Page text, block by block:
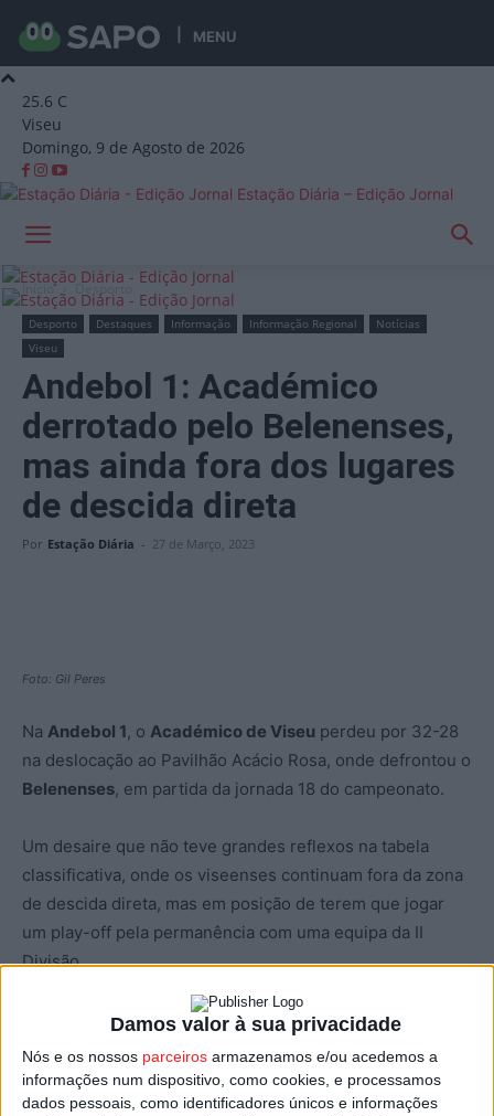
Damos valor à sua privacidade
Nós e os nossos parceiros armazenamos e/ou acedemos a
informações num dispositivo, como cookies, e processamos
dados pessoais, como identificadores únicos e informações
MENU
25.6 C
Viseu
Domingo, 9 de Agosto de 2026
Estação Diária – Edição Jornal
Início Desporto
Desporto Destaques Informação Informação Regional
Notícias
Viseu
Andebol 1: Académico
derrotado pelo Belenenses,
mas ainda fora dos lugares
de descida direta
Por Estação Diária - 27 de Março, 2023
Foto: Gil Peres
Na Andebol 1, o Académico de Viseu perdeu por 32-28
na deslocação ao Pavilhão Acácio Rosa, onde defrontou o
Belenenses, em partida da jornada 18 do campeonato.
Um desaire que não teve grandes reflexos na tabela
classificativa, onde os viseenses continuam fora da zona
de descida direta, mas em posição de terem que jogar
um play-off pela permanência com uma equipa da II
Divisão.
Académico de Viseu que soma 26 pontos, mais um que o
Maia
, e mais oito pontos que o Tirso
, nesta altura
as três equipas que procuram escapar à descida direta.